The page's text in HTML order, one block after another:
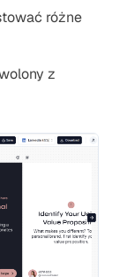
różne
z